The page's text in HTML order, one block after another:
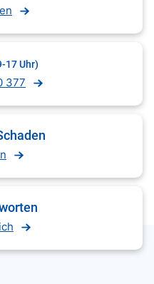
17 Uhr)
377